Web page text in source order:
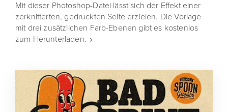
Mit dieser Photoshop-Datei lässt sich der Effekt einer
zerknitterten, gedruckten Seite erzielen. Die Vorlage
mit drei zusätzlichen Farb-Ebenen gibt es kostenlos
zum Herunterladen.